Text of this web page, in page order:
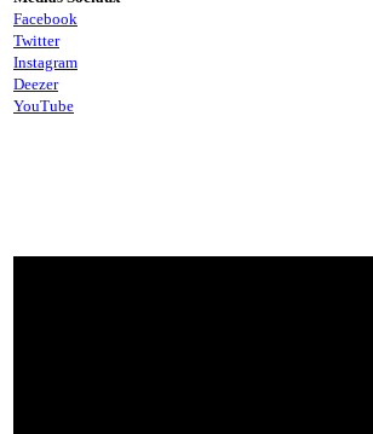
Facebook
Twitter
Instagram
Deezer
YouTube